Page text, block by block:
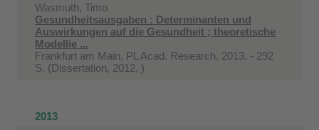
Wasmuth, Timo
Gesundheitsausgaben : Determinanten und
Auswirkungen auf die Gesundheit ; theoretische
Modellie ...
Frankfurt am Main, PL Acad. Research, 2013. - 292
S. (Dissertation, 2012, )
2013